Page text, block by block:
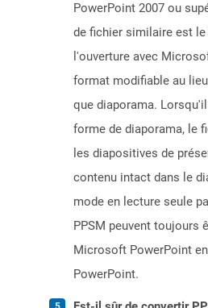
PowerPoint 2007 ou
de fichier similaire est
l'ouverture avec
format modifiable au
que diaporama.
forme de diaporama, le
les diapositives de
contenu intact dans le
mode en lecture seule
PPSM peuvent toujours
Microsoft PowerPoint
PowerPoint.